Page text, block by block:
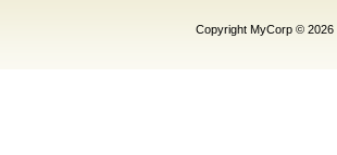
Copyright MyCorp © 2026